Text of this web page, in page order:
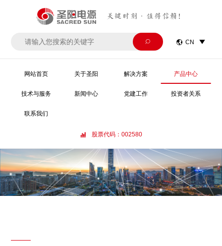
关键时刻·值得信赖！
  CN 
网站首页 关于圣阳 解决方案 产品中心
技术与服务 新闻中心 党建工作 投资者关系
联系我们
 股票代码：002580